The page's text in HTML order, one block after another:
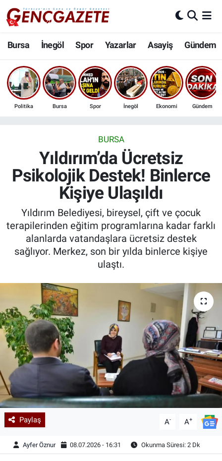
Bursa İnegöl Spor Yazarlar Asayiş Gündem
Politika Bursa Spor İnegöl Ekonomi Gündem
BURSA
Yıldırım’da Ücretsiz
Psikolojik Destek! Binlerce
Kişiye Ulaşıldı
Yıldırım Belediyesi, bireysel, çift ve çocuk
terapilerinden eğitim programlarına kadar farklı
alanlarda vatandaşlara ücretsiz destek
sağlıyor. Merkez, son bir yılda binlerce kişiye
ulaştı.
Paylaş A- A+
Ayfer Öznur 08.07.2026 - 16:31 Okunma Süresi: 2 Dk
Bursa
İnegöl
3.SAYFA
Ekonomi
İnanç
Kadın & Aile
Sağlık
Siyaset
Teknoloji
Yazarlar
Astroloji-Rüya
Nöbetçi Eczaneler
Hava Durumu
Trafik Durumu
Son Dakika Haberleri
Haber Arşivi